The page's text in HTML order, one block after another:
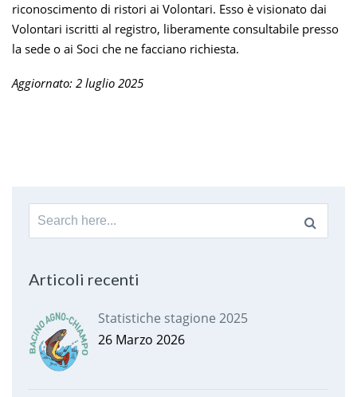
riconoscimento di ristori ai Volontari. Esso è visionato dai
Volontari iscritti al registro, liberamente consultabile presso
la sede o ai Soci che ne facciano richiesta.
Aggiornato: 2 luglio 2025
Search
for:
Articoli recenti
Statistiche stagione 2025
26 Marzo 2026